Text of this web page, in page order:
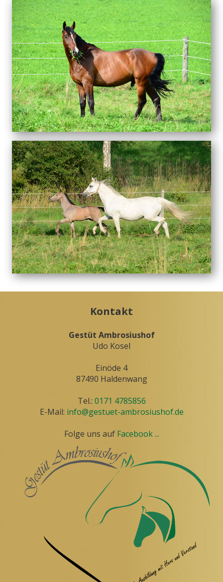
Kontakt
Gestüt Ambrosiushof
Udo Kosel
Einöde 4
87490 Haldenwang
Tel.: 0171 4785856
E-Mail: info@gestuet-ambrosiushof.de
Folge uns aufFacebook ...